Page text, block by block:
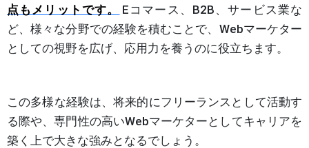
点もメリットです。
Eコマース、B2B、サービス業な
ど、様々な分野での経験を積むことで、Webマーケター
としての視野を広げ、応用力を養うのに役立ちます。
この多様な経験は、将来的にフリーランスとして活動す
る際や、専門性の高いWebマーケターとしてキャリアを
築く上で大きな強みとなるでしょう。